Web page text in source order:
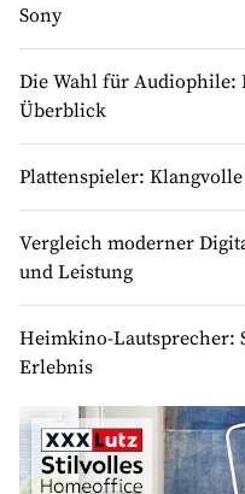
Sony
Die Wahl für Audiophile:
Überblick
Plattenspieler:
Vergleich moderner
und Leistung
Heimkino-Lautsprecher:
Erlebnis